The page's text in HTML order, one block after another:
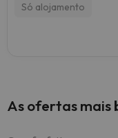
Só alojamento
As ofertas mais